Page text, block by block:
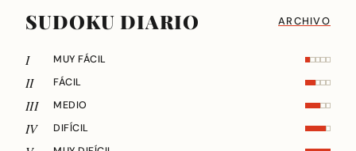
SUDOKU DIARIO ARCHIVO
I MUY FÁCIL
II FÁCIL
III MEDIO
IV DIFÍCIL